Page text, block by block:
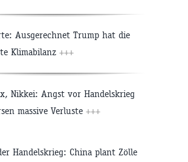
Ausgerechnet Trump hat die
Klimabilanz +++
Nikkei: Angst vor Handelskrieg
massive Verluste +++
Handelskrieg: China plant Zölle